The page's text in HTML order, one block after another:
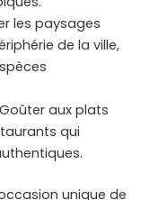
les paysages
de la ville,
aux plats
qui
unique de